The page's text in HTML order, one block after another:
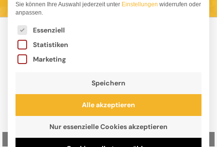
Zurück
Sie können Ihre Auswahl jederzeit unter Einstellungen widerrufen oder
anpassen.
Es folgt eine Liste der Service-Gruppen, für die
Essenziell
Statistiken
Marketing
Speichern
Alle akzeptieren
Nur essenzielle Cookies akzeptieren